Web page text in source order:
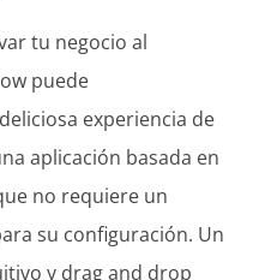
tu negocio al
puede
experiencia de
aplicación basada en
no requiere un
su configuración. Un
y drag and drop